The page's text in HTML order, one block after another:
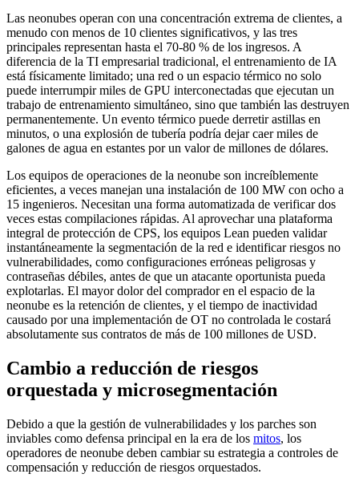
Las neonubes operan con una concentración extrema de clientes, a
menudo con menos de 10 clientes significativos, y las tres
principales representan hasta el 70-80 % de los ingresos. A
diferencia de la TI empresarial tradicional, el entrenamiento de IA
está físicamente limitado; una red o un espacio térmico no solo
puede interrumpir miles de GPU interconectadas que ejecutan un
trabajo de entrenamiento simultáneo, sino que también las destruyen
permanentemente. Un evento térmico puede derretir astillas en
minutos, o una explosión de tubería podría dejar caer miles de
galones de agua en estantes por un valor de millones de dólares.
Los equipos de operaciones de la neonube son increíblemente
eficientes, a veces manejan una instalación de 100 MW con ocho a
15 ingenieros. Necesitan una forma automatizada de verificar dos
veces estas compilaciones rápidas. Al aprovechar una plataforma
integral de protección de CPS, los equipos Lean pueden validar
instantáneamente la segmentación de la red e identificar riesgos no
vulnerabilidades, como configuraciones erróneas peligrosas y
contraseñas débiles, antes de que un atacante oportunista pueda
explotarlas. El mayor dolor del comprador en el espacio de la
neonube es la retención de clientes, y el tiempo de inactividad
causado por una implementación de OT no controlada le costará
absolutamente sus contratos de más de 100 millones de USD.
Cambio a reducción de riesgos
orquestada y microsegmentación
Debido a que la gestión de vulnerabilidades y los parches son
inviables como defensa principal en la era de los mitos, los
operadores de neonube deben cambiar su estrategia a controles de
compensación y reducción de riesgos orquestados.